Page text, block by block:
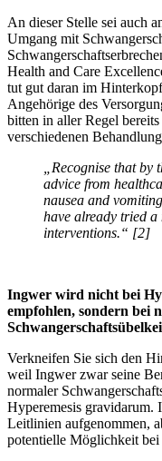
An dieser Stelle sei auch
Umgang mit
Health and Care
tut gut daran im
Angehörige des
bitten in aller Regel
verschiedenen
„Recognise that by
advice from
nausea and
have already tried
interventions.“ [2]
Ingwer wird nicht bei
empfohlen, sondern bei
Verkneifen Sie sich den
weil Ingwer zwar seine
normaler
Hyperemesis gravidarum.
Leitlinien aufgenommen,
potentielle Möglichkeit bei